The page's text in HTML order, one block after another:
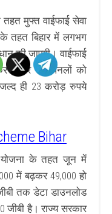
मुफ्त वाईफाई सेवा
तहत बिहार में लगभग
की जाएगी। वाईफाई
रने और सौर पैनलों को
ही 23 करोड़ रुपये
Bihar
के तहत जून में
में बढ़कर 49,000 हो
तक डेटा डाउनलोड
जीबी है। राज्य सरकार